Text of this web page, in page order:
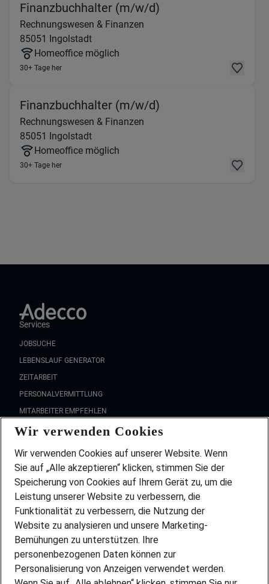
Finanzbuchhalter (m/w/d)
Rechnungswesen & Finanzen
85051 Ingolstadt
Homeoffice möglich
30+ Tage her
Finanzbuchhalter (m/w/d)
Rechnungswesen & Finanzen
85051 Ingolstadt
Homeoffice möglich
30+ Tage her
Services
JOBSUCHE
LEBENSLAUF GENERATOR
ZEITARBEIT
PERSONALVERMITTLUNG
MITARBEITER EMPFEHLEN
FAQ
Wir stellen ein!
DEINE BERUFSGRUPPE
DEINE LEBENSSITUATION
PARTNERSHIP WITH AIRBUS
INITIATIV BEWERBEN
ÜBER UNS
STANDORTE
Wir verwenden Cookies
Wir verwenden Cookies auf unserer Website. Wenn
Sie auf „Alle akzeptieren“ klicken, stimmen Sie der
Speicherung von Cookies auf Ihrem Gerät zu, um die
Leistung unserer Website zu verbessern, die
Funktionalität zu verbessern, die Nutzung der
Website zu analysieren und unsere Marketing-
Bemühungen zu unterstützen. Ihre
personenbezogenen Daten können zur
Personalisierung von Anzeigen verwendet werden.